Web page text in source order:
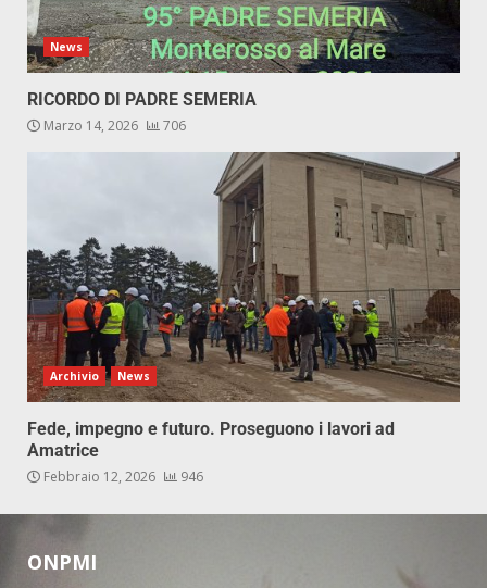
News
RICORDO DI PADRE SEMERIA
Marzo 14, 2026 706
Archivio News
Fede, impegno e futuro. Proseguono i lavori ad
Amatrice
Febbraio 12, 2026 946
ONPMI